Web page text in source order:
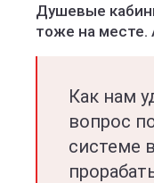
Душевые
тоже на месте.
Как нам
вопрос
системе